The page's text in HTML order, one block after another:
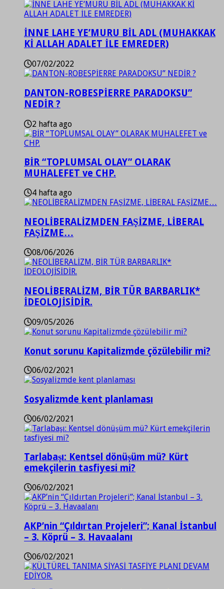
İNNE LAHE YE’MURU BİL ADL (MUHAKKAK
Kİ ALLAH ADALET İLE EMREDER)
07/02/2022
DANTON-ROBESPİERRE PARADOKSU”
NEDİR ?
2 hafta ago
BİR “TOPLUMSAL OLAY” OLARAK
MUHALEFET ve CHP.
4 hafta ago
NEOLİBERALİZMDEN FAŞİZME, LİBERAL
FAŞİZME…
08/06/2026
NEOLİBERALİZM, BİR TÜR BARBARLIK*
İDEOLOJİSİDİR.
09/05/2026
Konut sorunu Kapitalizmde çözülebilir mi?
06/02/2021
Sosyalizmde kent planlaması
06/02/2021
Tarlabaşı: Kentsel dönüşüm mü? Kürt
emekçilerin tasfiyesi mi?
06/02/2021
AKP’nin “Çıldırtan Projeleri”; Kanal İstanbul
– 3. Köprü – 3. Havaalanı
06/02/2021